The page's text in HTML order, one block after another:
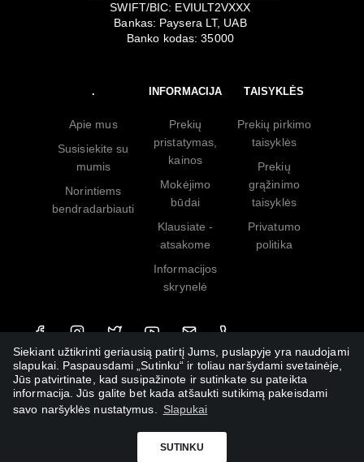
Siekiant užtikrinti geriausią patirtį Jums, puslapyje yra naudojami
slapukai. Paspausdami „Sutinku“ ir toliau naršydami svetainėje,
Jūs patvirtinate, kad susipažinote ir sutinkate su pateikta
informacija. Jūs galite bet kada atšaukti sutikimą pakeisdami
savo naršyklės nustatymus.
Slapukai
SUTINKU
SWIFT/BIC: EVIULT2VXXX
Bankas: Paysera LT, UAB
Banko kodas: 35000
.
Apie mus
Susisiekite su
mumis
Norintiems
bendradarbiauti
INFORMACIJA
Prekių
pristatymas,
kainos
Mokėjimo
būdai
Klausiate -
atsakome
Informacijos
skrynelė
TAISYKLĖS
Prekių pirkimo
taisyklės
Prekių
grąžinimo
taisyklės
Privatumo
politika